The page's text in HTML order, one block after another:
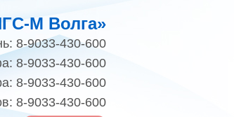
М Волга»
8-9033-430-600
8-9033-430-600
8-9033-430-600
8-9033-430-600